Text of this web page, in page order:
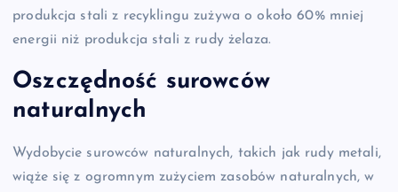
produkcja stali z recyklingu zużywa o około 60% mniej
energii niż produkcja stali z rudy żelaza.
Oszczędność surowców
naturalnych
Wydobycie surowców naturalnych, takich jak rudy metali,
wiąże się z ogromnym zużyciem zasobów naturalnych, w